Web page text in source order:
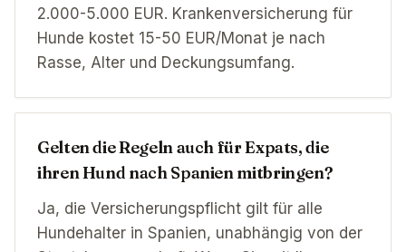
2.000-5.000 EUR. Krankenversicherung für
Hunde kostet 15-50 EUR/Monat je nach
Rasse, Alter und Deckungsumfang.
Gelten die Regeln auch für Expats, die
ihren Hund nach Spanien mitbringen?
Ja, die Versicherungspflicht gilt für alle
Hundehalter in Spanien, unabhängig von der